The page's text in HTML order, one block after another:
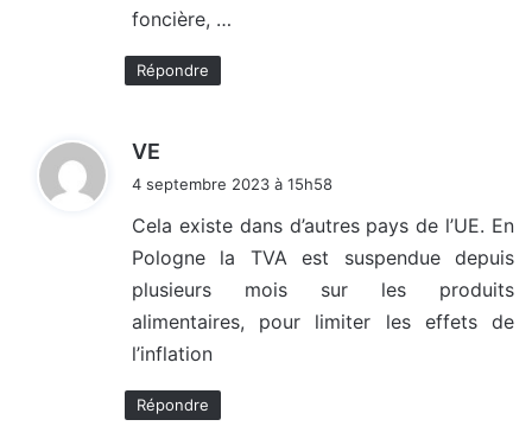
foncière, …
Répondre
VE
:
4 septembre 2023 à 15h58
Cela existe dans d’autres pays de l’UE. En
Pologne la TVA est suspendue depuis
plusieurs mois sur les produits
alimentaires, pour limiter les effets de
l’inflation
Répondre